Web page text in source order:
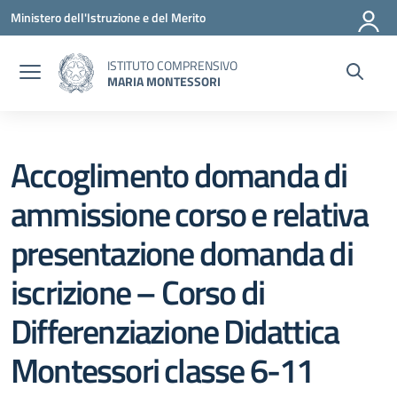
Vai ai contenuti
Vai al menu di navigazione
Vai al footer
Ministero dell'Istruzione e del Merito
ISTITUTO COMPRENSIVO
MARIA MONTESSORI
Accoglimento domanda di
ammissione corso e relativa
presentazione domanda di
iscrizione – Corso di
Differenziazione Didattica
Montessori classe 6-11